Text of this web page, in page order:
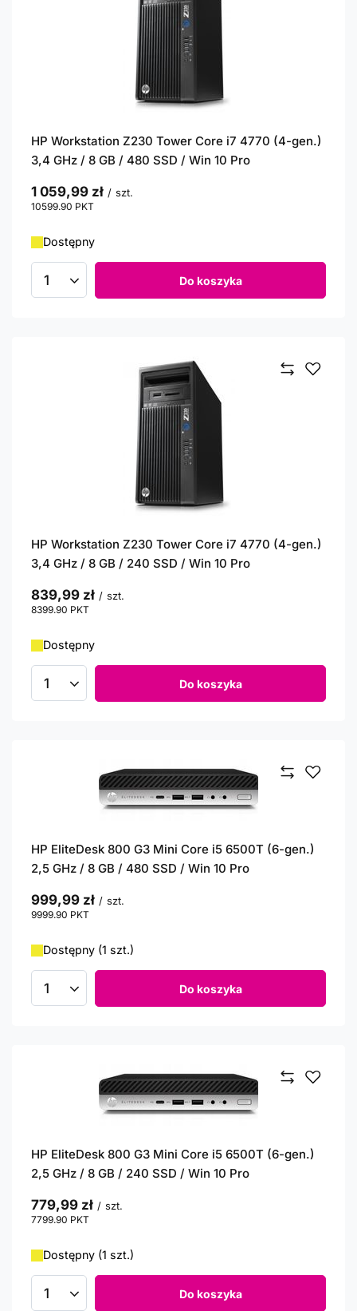
HP Workstation Z230 Tower Core i7 4770 (4-gen.)
3,4 GHz / 8 GB / 480 SSD / Win 10 Pro
1 059,99 zł / szt.
10599.90 PKT
Dostępny
Ilość produktów Do koszyka
HP Workstation Z230 Tower Core i7 4770 (4-gen.)
3,4 GHz / 8 GB / 240 SSD / Win 10 Pro
839,99 zł / szt.
8399.90 PKT
Dostępny
Ilość produktów Do koszyka
HP EliteDesk 800 G3 Mini Core i5 6500T (6-gen.)
2,5 GHz / 8 GB / 480 SSD / Win 10 Pro
999,99 zł / szt.
9999.90 PKT
Dostępny (1 szt.)
Ilość produktów Do koszyka
HP EliteDesk 800 G3 Mini Core i5 6500T (6-gen.)
2,5 GHz / 8 GB / 240 SSD / Win 10 Pro
779,99 zł / szt.
7799.90 PKT
Dostępny (1 szt.)
Ilość produktów Do koszyka